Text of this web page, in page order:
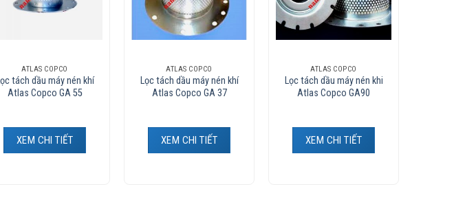
ATLAS COPCO
tách dầu máy nén khí
Atlas Copco GA 55
XEM CHI TIẾT
ATLAS COPCO
Lọc tách dầu máy nén khí
Atlas Copco GA 37
XEM CHI TIẾT
ATLAS COPCO
Lọc tách dầu máy nén khi
Atlas Copco GA90
XEM CHI TIẾT